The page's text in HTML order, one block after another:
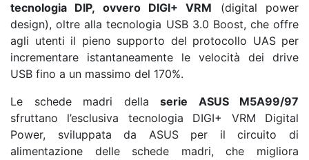
tecnologia DIP, ovvero DIGI+ VRM (digital power
design), oltre alla tecnologia USB 3.0 Boost, che offre
agli utenti il pieno supporto del protocollo UAS per
incrementare istantaneamente le velocità dei drive
USB fino a un massimo del 170%.
Le schede madri della serie ASUS M5A99/97
sfruttano l’esclusiva tecnologia DIGI+ VRM Digital
Power, sviluppata da ASUS per il circuito di
alimentazione delle schede madri, che migliora